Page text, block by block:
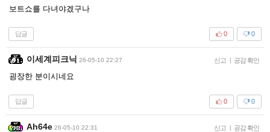
보트쇼를 다녀야겠구나
답글 0
0
이세계피크닉 26-05-10 22:27 신고 | 공감 확인
굉장한 분이시네요
답글 0
0
Ah64e 26-05-10 22:31 신고 | 공감 확인